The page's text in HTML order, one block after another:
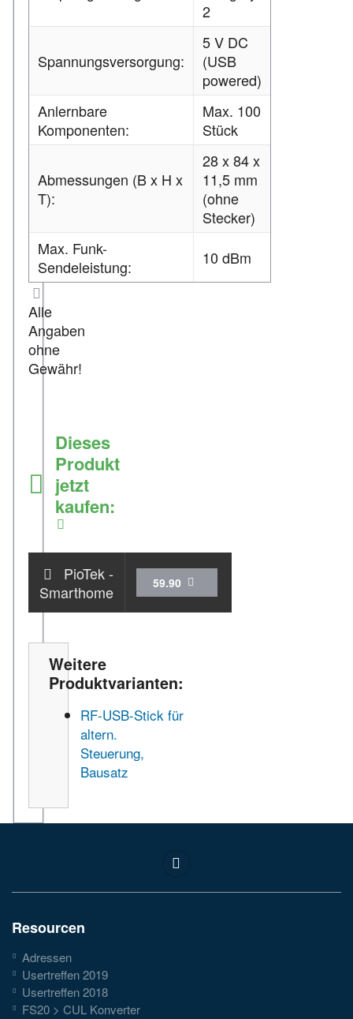
2
Spannungsversorgung:
5 V DC
(USB
powered)
Anlernbare
Komponenten:
Max. 100
Stück
Abmessungen (B x H x
T):
28 x 84 x
11,5 mm
(ohne
Stecker)
Max. Funk-
Sendeleistung:
10 dBm
Alle
Angaben
ohne
Gewähr!
Dieses
Produkt
jetzt
kaufen:
PioTek -
Smarthome
Zum Shop
59.90
Weitere
Produktvarianten:
RF-USB-Stick für
altern.
Steuerung,
Bausatz
Resourcen
Adressen
Usertreffen 2019
Usertreffen 2018
FS20 > CUL Konverter